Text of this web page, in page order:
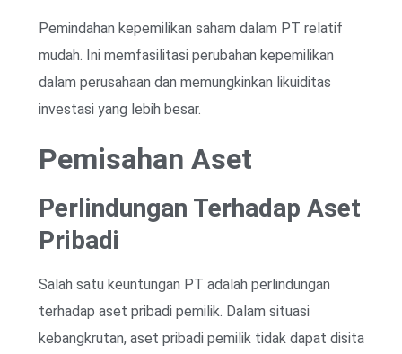
Pemindahan kepemilikan saham dalam PT relatif
mudah. Ini memfasilitasi perubahan kepemilikan
dalam perusahaan dan memungkinkan likuiditas
investasi yang lebih besar.
Pemisahan Aset
Perlindungan Terhadap Aset
Pribadi
Salah satu keuntungan PT adalah perlindungan
terhadap aset pribadi pemilik. Dalam situasi
kebangkrutan, aset pribadi pemilik tidak dapat disita